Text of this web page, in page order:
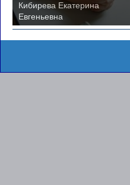
Кибирева Екатерина
Евгеньевна